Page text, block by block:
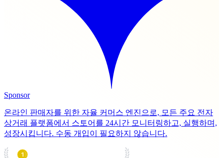
Sponsor
온라인 판매자를 위한 자율 커머스 엔진으로, 모든 주요 전자
상거래 플랫폼에서 스토어를 24시간 모니터링하고, 실행하며,
성장시킵니다. 수동 개입이 필요하지 않습니다.